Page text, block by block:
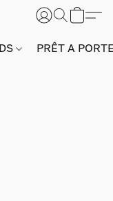
PRÊT A